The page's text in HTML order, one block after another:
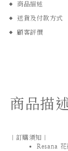
商品描述
送貨及付款方式
顧客評價
商品描
｜訂購須知｜
Resana